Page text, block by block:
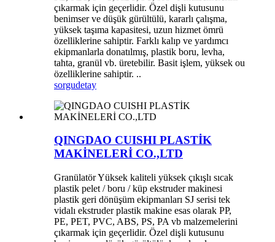
çıkarmak için geçerlidir. Özel dişli kutusunu
benimser ve düşük gürültülü, kararlı çalışma,
yüksek taşıma kapasitesi, uzun hizmet ömrü
özelliklerine sahiptir. Farklı kalıp ve yardımcı
ekipmanlarla donatılmış, plastik boru, levha,
tahta, granül vb. üretebilir. Basit işlem, yüksek ou
özelliklerine sahiptir. ..
sorgudetay
QINGDAO CUISHI PLASTİK
MAKİNELERİ CO.,LTD
Granülatör Yüksek kaliteli yüksek çıkışlı sıcak
plastik pelet / boru / küp ekstruder makinesi
plastik geri dönüşüm ekipmanları SJ serisi tek
vidalı ekstruder plastik makine esas olarak PP,
PE, PET, PVC, ABS, PS, PA vb malzemelerini
çıkarmak için geçerlidir. Özel dişli kutusunu